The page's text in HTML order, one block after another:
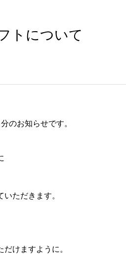
トについて
のお知らせです。
ただきます。
けますように。